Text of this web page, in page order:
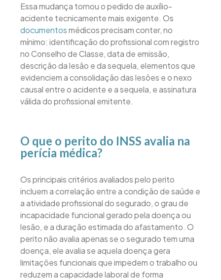
Essa mudança tornou o pedido de auxílio-
acidente tecnicamente mais exigente. Os
documentosmédicos precisam conter, no
mínimo: identificação do profissional com registro
no Conselho de Classe, data de emissão,
descrição da lesão e da sequela, elementos que
evidenciem a consolidação das lesões e o nexo
causal entre o acidente e a sequela, e assinatura
válida do profissional emitente.
O que o perito do INSS avalia na
perícia médica?
Os principais critérios avaliados pelo perito
incluem a correlação entre a condição de saúde e
a atividade profissional do segurado, o grau de
incapacidade funcional gerado pela doença ou
lesão, e a duração estimada do afastamento. O
perito não avalia apenas se o segurado tem uma
doença, ele avalia se aquela doença gera
limitações funcionais que impedem o trabalho ou
reduzem a capacidade laboral de forma